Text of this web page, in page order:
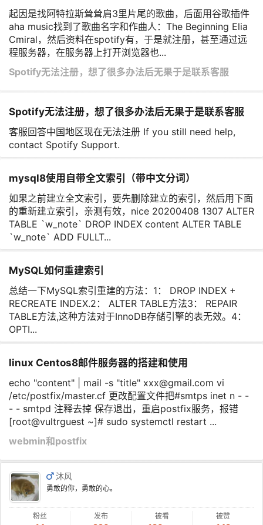
起因是找阿特拉斯耸耸肩3里片尾的歌曲，后面用谷歌插件
aha music找到了歌曲名字和作曲人：The Beginning Elia
Cmiral，然后资料在spotify有，于是就注册，甚至通过远
程服务器，在服务器上打开浏览器也...
Spotify无法注册，想了很多办法后无果于是联系客服
Spotify无法注册，想了很多办法后无果于是联系客服
客服回答中国地区现在无法注册 If you still need help,
contact Spotify Support.
mysql8使用自带全文索引（带中文分词）
如果之前建立全文索引，要先删除建立的索引，然后用下面
的重新建立索引，亲测有效，nice 20200408 1307 ALTER
TABLE `w_note` DROP INDEX content ALTER TABLE
`w_note` ADD FULLT...
MySQL如何重建索引
总结一下MySQL索引重建的方法：1： DROP INDEX +
RECREATE INDEX.2： ALTER TABLE方法3： REPAIR
TABLE方法,这种方法对于InnoDB存储引擎的表无效。4：
OPTI...
linux Centos8邮件服务器的搭建和使用
echo "content" | mail -s "title" xxx@gmail.com vi
/etc/postfix/master.cf 更改配置文件把#smtps inet n - -
- - smtpd 注释去掉 保存退出，重启postfix服务，报错
[root@vultrguest ~]# sudo systemctl restart ...
webmin和postfix
沐风
勇敢的你，勇敢的心。
粉丝 发布 被看 被赞